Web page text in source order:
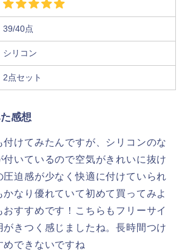
39/40点
シリコン
2点セット
感想
付けてみたんですが、シリコンのな
いているので空気がきれいに抜け
圧迫感が少なく快適に付けていられ
かなり優れていて初めて買ってみよ
おすすめです！こちらもフリーサイ
がきつく感じましたね。長時間つけ
めできないですね